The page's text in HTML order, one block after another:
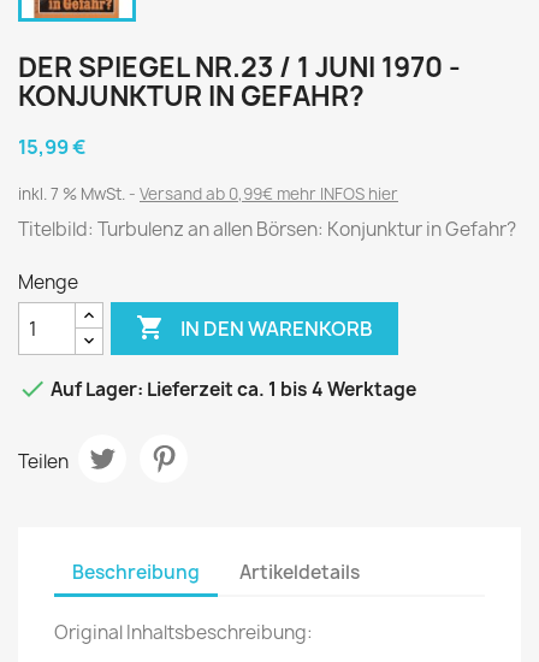
DER SPIEGEL NR.23 / 1 JUNI 1970 -
KONJUNKTUR IN GEFAHR?
15,99 €
inkl. 7 % MwSt. Versand ab 0,99€ mehr INFOS hier
Titelbild: Turbulenz an allen Börsen: Konjunktur in Gefahr?
Menge
 IN DEN WARENKORB
 Auf Lager: Lieferzeit ca. 1 bis 4 Werktage
Teilen
Beschreibung Artikeldetails
Original Inhaltsbeschreibung: